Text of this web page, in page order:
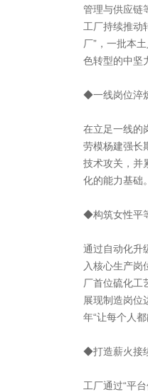
管理与供应链
工厂持续推动
厂”，一批本
色转型的中坚
◆一线岗位淬
在立足一线的
劳模杨建强长
技术攻关，并
化的能力基础。
◆构筑女性平
通过自动化升
入核心生产岗
厂首位硫化工
展现制造岗位
年“让每个人
◆打造薪火接
工厂通过“平